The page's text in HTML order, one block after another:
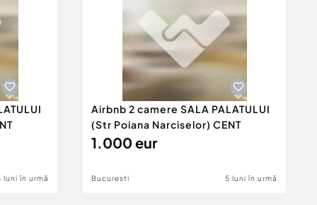
luni în urmă
Airbnb 2 camere SALA PALATULUI
(Str Poiana Narciselor) CENT
1.000 eur
Bucuresti 5 luni în urmă